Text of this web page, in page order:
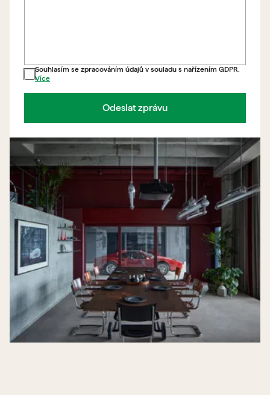
Souhlasím se zpracováním údajů v souladu s nařízením GDPR.
Více
Odeslat zprávu